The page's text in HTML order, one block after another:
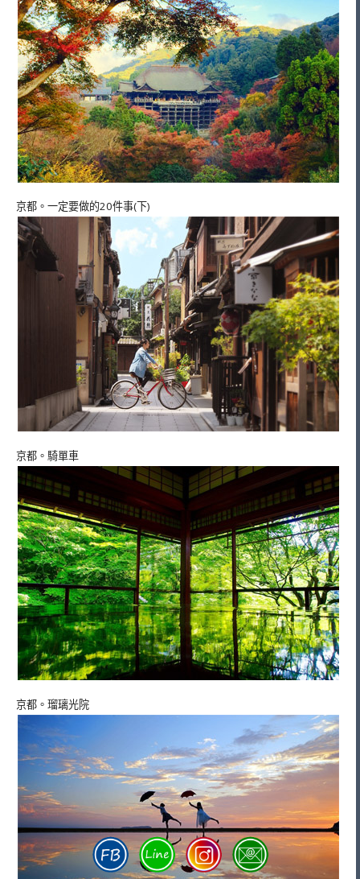
京都。一定要做的20件事(下)
京都。騎單車
京都。瑠璃光院